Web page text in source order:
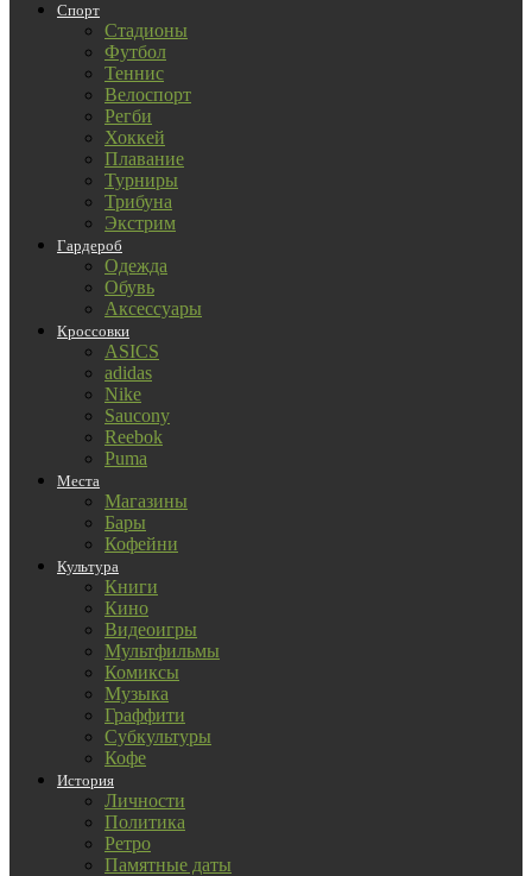
Спорт
Стадионы
Футбол
Теннис
Велоспорт
Регби
Хоккей
Плавание
Турниры
Трибуна
Экстрим
Гардероб
Одежда
Обувь
Аксессуары
Кроссовки
ASICS
adidas
Nike
Saucony
Reebok
Puma
Места
Магазины
Бары
Кофейни
Культура
Книги
Кино
Видеоигры
Мультфильмы
Комиксы
Музыка
Граффити
Субкультуры
Кофе
История
Личности
Политика
Ретро
Памятные даты